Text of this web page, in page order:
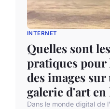
INTERNET
Quelles sont
pratiques
des images
galerie d'art en
Dans le monde digital de